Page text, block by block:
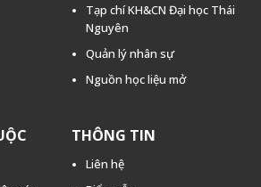
Tạp chí KH&CN Đại học Thái
Nguyên
Quản lý nhân sự
Nguồn học liệu mở
THÔNG TIN
Liên hệ